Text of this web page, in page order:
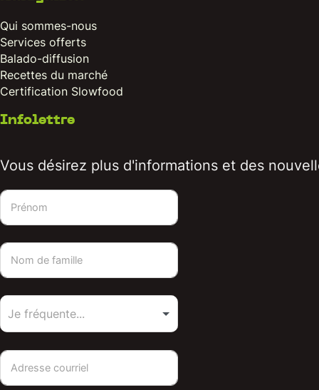
Qui sommes-nous
Services offerts
Balado-diffusion
Recettes du marché
Certification Slowfood
Infolettre
Vous désirez plus d'informations et des